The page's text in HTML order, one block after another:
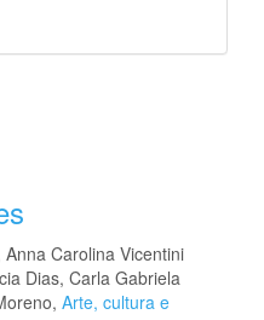
Carolina Vicentini
Dias, Carla Gabriela
Arte, cultura e